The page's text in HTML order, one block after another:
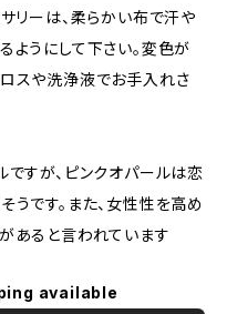
リーは、柔らかい布で汗や
ようにして下さい。変色が
スや洗浄液でお手入れさ
すが、ピンクオパールは恋
です。また、女性性を高め
あると言われています
available